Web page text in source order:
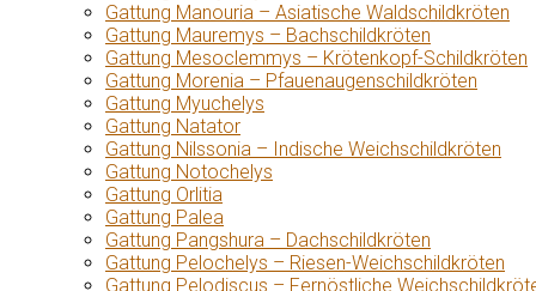
Gattung Manouria – Asiatische Waldschildkröten
Gattung Mauremys – Bachschildkröten
Gattung Mesoclemmys – Krötenkopf-Schildkröten
Gattung Morenia – Pfauenaugenschildkröten
Gattung Myuchelys
Gattung Natator
Gattung Nilssonia – Indische Weichschildkröten
Gattung Notochelys
Gattung Orlitia
Gattung Palea
Gattung Pangshura – Dachschildkröten
Gattung Pelochelys – Riesen-Weichschildkröten
Gattung Pelodiscus – Fernöstliche